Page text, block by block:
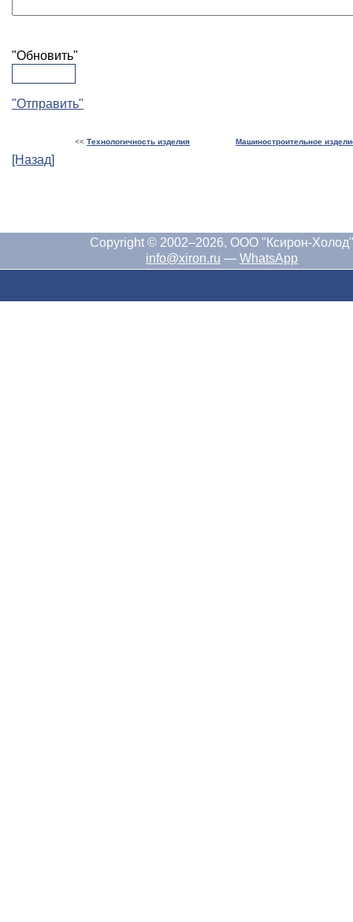
"Обновить"
"Отправить"
<< Технологичность изделия Машиностроительное
[Назад]
Copyright © 2002–2026, ООО "Ксирон-Холод"
info@xiron.ru — WhatsApp